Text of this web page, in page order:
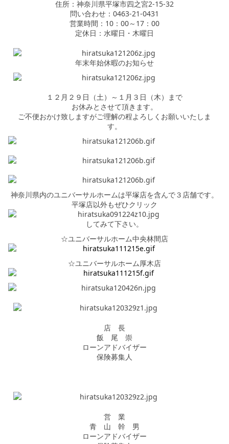
住所：神奈川県平塚市四之宮2-15-32
問い合わせ：0463-21-0431
営業時間：10：00～17：00
定休日：水曜日・木曜日
年末年始休暇のお知らせ
１２月２９日（土）～１月３日（木）まで
お休みとさせて頂きます。
ご不便おかけ致しますがご理解の程よろしくお願いいたしま
す。
神奈川県内のユニバーサルホームは平塚店を含んで３店舗です。
平塚店以外もぜひクリック
してみて下さい。
☆ユニバーサルホーム中央林間店
☆ユニバーサルホーム厚木店
店 長
飯 尾 崇
ローンアドバイザー
保険募集人
営 業
青 山 幹 男
ローンアドバイザー